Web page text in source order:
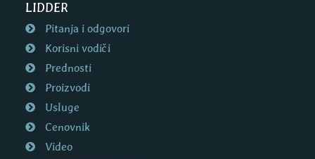
LIDDER
Pitanja i odgovori
Korisni vodiči
Prednosti
Proizvodi
Usluge
Cenovnik
Video